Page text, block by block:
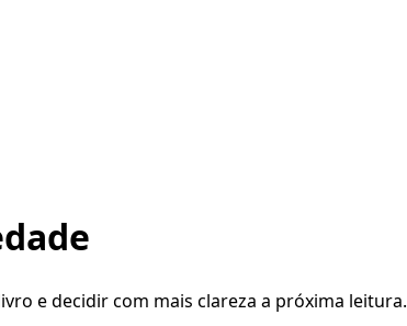
e decidir com mais clareza a próxima leitura.